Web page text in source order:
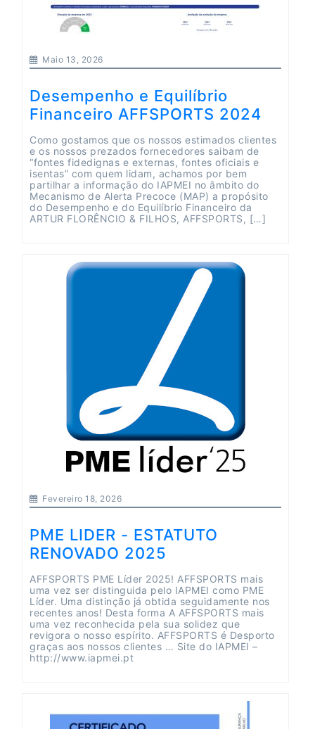
Maio 13, 2026
Desempenho e Equilíbrio
Financeiro AFFSPORTS 2024
Como gostamos que os nossos estimados clientes
e os nossos prezados fornecedores saibam de
“fontes fidedignas e externas, fontes oficiais e
isentas” com quem lidam, achamos por bem
partilhar a informação do IAPMEI no âmbito do
Mecanismo de Alerta Precoce (MAP) a propósito
do Desempenho e do Equilíbrio Financeiro da
ARTUR FLORÊNCIO & FILHOS, AFFSPORTS, […]
Fevereiro 18, 2026
PME LIDER - ESTATUTO
RENOVADO 2025
AFFSPORTS PME Líder 2025! AFFSPORTS mais
uma vez ser distinguida pelo IAPMEI como PME
Líder. Uma distinção já obtida seguidamente nos
recentes anos! Desta forma A AFFSPORTS mais
uma vez reconhecida pela sua solidez que
revigora o nosso espírito. AFFSPORTS é Desporto
graças aos nossos clientes … Site do IAPMEI –
http://www.iapmei.pt